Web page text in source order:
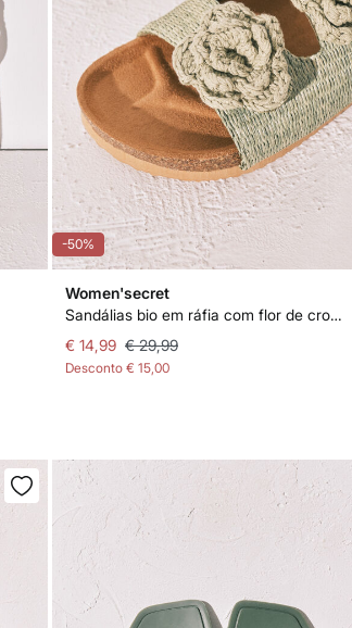
-50%
Women'secret
Sandálias bio em ráfia com flor de crochet verde
€ 14,99 € 29,99
Desconto € 15,00